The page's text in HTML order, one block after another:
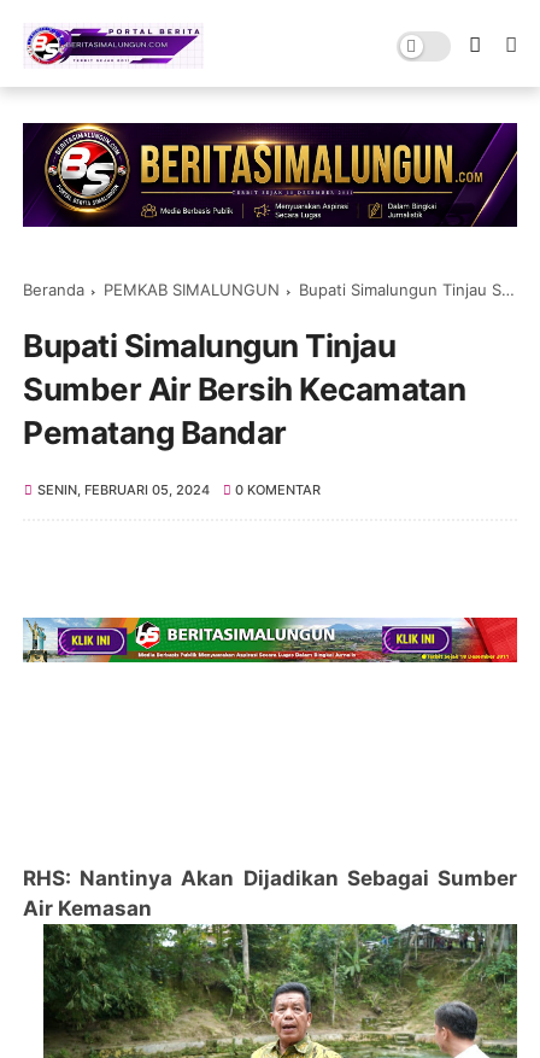
Beranda PEMKAB SIMALUNGUN Bupati Simalungun Tinjau Sumber Air Bersih Kecamatan Pematang Bandar
Bupati Simalungun Tinjau
Sumber Air Bersih Kecamatan
Pematang Bandar
SENIN, FEBRUARI 05, 2024 0 KOMENTAR
RHS: Nantinya Akan Dijadikan Sebagai Sumber
Air Kemasan